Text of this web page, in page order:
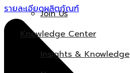
Join Us
Knowledge Center
Insights & Knowledge
รายละเอียดผลิตภัณฑ์